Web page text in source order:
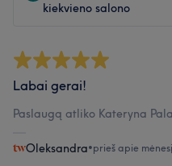
kiekvieno salono
Labai gerai!
Paslaugą atliko Kateryna
Oleksandra•prieš apie mėnesį